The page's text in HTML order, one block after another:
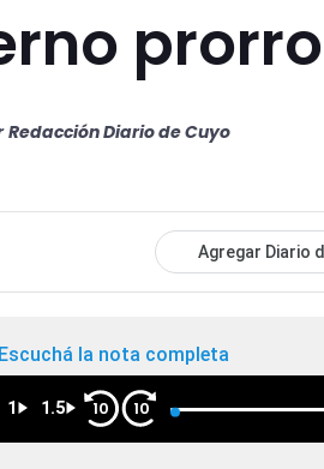
Redacción Diario de Cuyo
Agregar Diario
Escuchá la nota completa
1 1.5 10 10